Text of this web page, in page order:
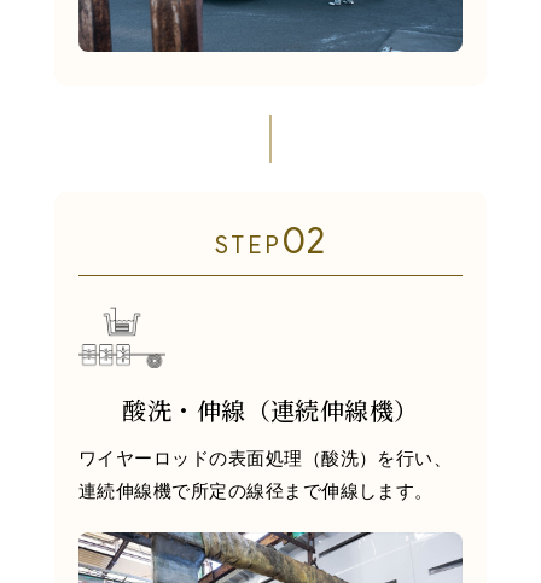
STEP 02
酸洗・伸線（連続伸線機）
ワイヤーロッドの表面処理（酸洗）を行い、
連続伸線機で所定の線径まで伸線します。